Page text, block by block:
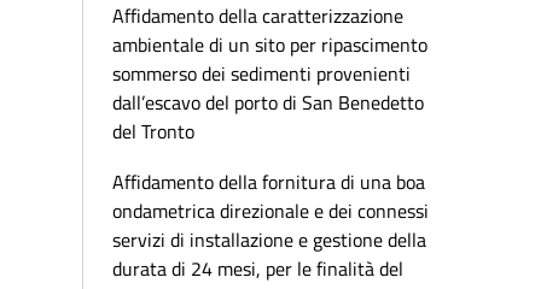
Affidamento della caratterizzazione
ambientale di un sito per ripascimento
sommerso dei sedimenti provenienti
dall’escavo del porto di San Benedetto
del Tronto
Affidamento della fornitura di una boa
ondametrica direzionale e dei connessi
servizi di installazione e gestione della
durata di 24 mesi, per le finalità del